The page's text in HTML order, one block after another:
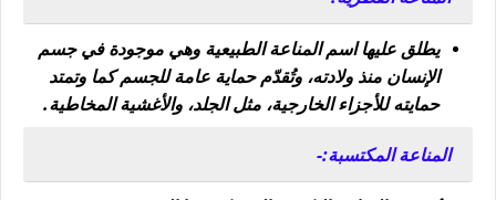
يطلق عليها اسم المناعة الطبيعية وهي موجودة في جسم
الإنسان منذ ولادته، وتُقدّم حماية عامة للجسم كما وتمتد
حمايته للأجزاء الخارجية، مثل الجلد، والأغشية المخاطية.
المناعة المكتسبة:-